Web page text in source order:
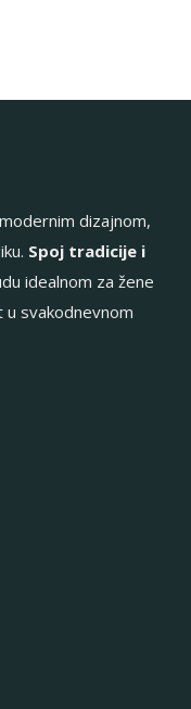
dizajnom,
Spoj tradicije i
idealnom za žene
svakodnevnom